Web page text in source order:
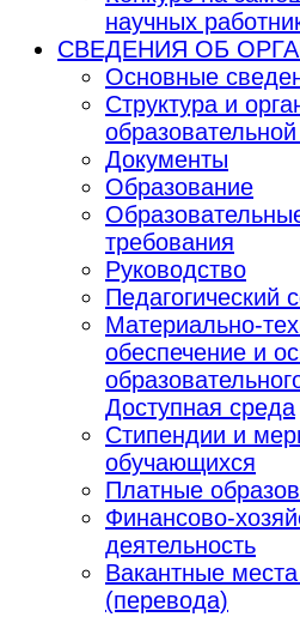
научных
СВЕДЕНИЯ ОБ
Основные
Структура и
Документы
Образование
требования
Руководство
Педагогический
Материально-
обеспечение и
Доступная среда
Стипендии и
обучающихся
Платные
Финансово-
деятельность
Вакантные
(перевода)